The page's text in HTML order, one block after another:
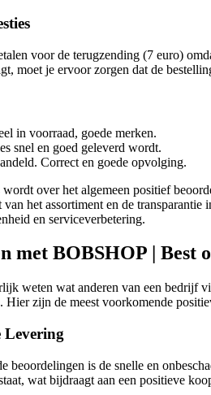
voor de terugzending (7 euro)
moet je ervoor zorgen dat de
in voorraad, goede merken.
snel en goed geleverd wordt.
Correct en goede opvolging.
over het algemeen positief
het assortiment en de
en serviceverbetering.
met BOBSHOP | Best
weten wat anderen van een bedrijf
zijn de meest voorkomende
Levering
beoordelingen is de snelle en
wat bijdraagt aan een positieve